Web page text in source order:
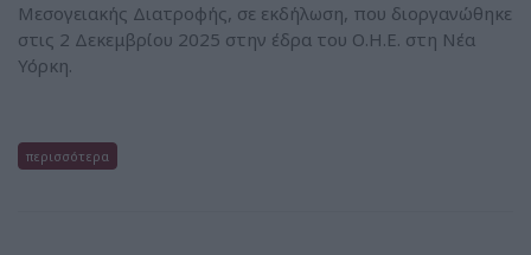
Μεσογειακής Διατροφής, σε εκδήλωση, που διοργανώθηκε
στις 2 Δεκεμβρίου 2025 στην έδρα του Ο.Η.Ε. στη Νέα
Υόρκη.
περισσότερα